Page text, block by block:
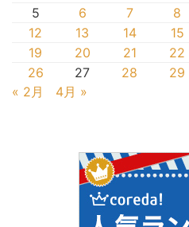
5
6 7 8
12
13 14 15
19
20 21 22
26
27 28 29
« 2月
4月 »